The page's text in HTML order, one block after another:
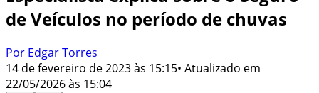
de Veículos no período de chuvas
Por Edgar Torres
14 de fevereiro de 2023 às 15:15• Atualizado em
22/05/2026 às 15:04